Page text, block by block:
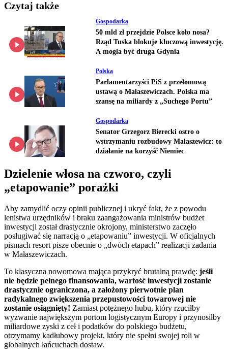
Czytaj także
Gospodarka
50 mld zł przejdzie Polsce koło nosa?
Rząd Tuska blokuje kluczową inwestycję.
A mogła być druga Gdynia
Polska
Parlamentarzyści PiS z przełomową
ustawą o Małaszewiczach. Polska ma
szansę na miliardy z „Suchego Portu”
Gospodarka
Senator Grzegorz Bierecki ostro o
wstrzymaniu rozbudowy Małaszewicz: to
działanie na korzyść Niemiec
Dzielenie włosa na czworo, czyli
„etapowanie” porażki
Aby zamydlić oczy opinii publicznej i ukryć fakt, że z powodu
lenistwa urzędników i braku zaangażowania ministrów budżet
inwestycji został drastycznie okrojony, ministerstwo zaczęło
posługiwać się narracją o „etapowaniu” inwestycji. W oficjalnych
pismach resort pisze obecnie o „dwóch etapach” realizacji zadania
w Małaszewiczach.
To klasyczna nowomowa mająca przykryć brutalną prawdę: jeśli
nie będzie pełnego finansowania, wartość inwestycji zostanie
drastycznie ograniczona, a założony pierwotnie plan
radykalnego zwiększenia przepustowości towarowej nie
zostanie osiągnięty! Zamiast potężnego hubu, który rzuciłby
wyzwanie największym portom logistycznym Europy i przynosiłby
miliardowe zyski z ceł i podatków do polskiego budżetu,
otrzymamy kadłubowy projekt, który nie spełni swojej roli w
globalnych łańcuchach dostaw.